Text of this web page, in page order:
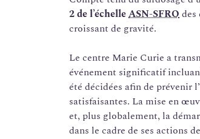
2 de l’échelleASN-SFROdes
croissant de gravité.
Le centre Marie Curie a
événement significatif
été décidées afin de prévenir
satisfaisantes. La mise en
et, plus globalement, la
dans le cadre de ses actions